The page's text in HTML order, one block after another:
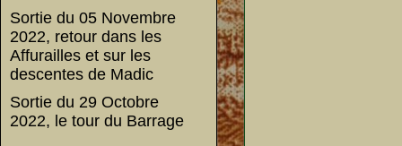
Sortie du 05 Novembre
2022, retour dans les
Affurailles et sur les
descentes de Madic
Sortie du 29 Octobre
2022, le tour du Barrage